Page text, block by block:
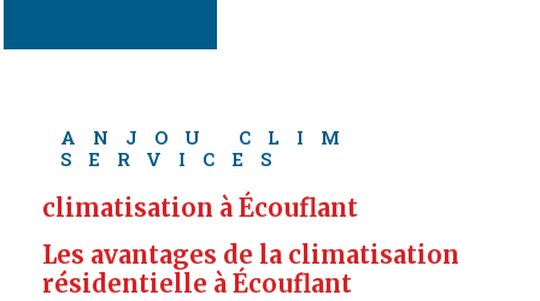
ANJOU CLIM
SERVICES
climatisation à Écouflant
Les avantages de la climatisation
résidentielle à Écouflant